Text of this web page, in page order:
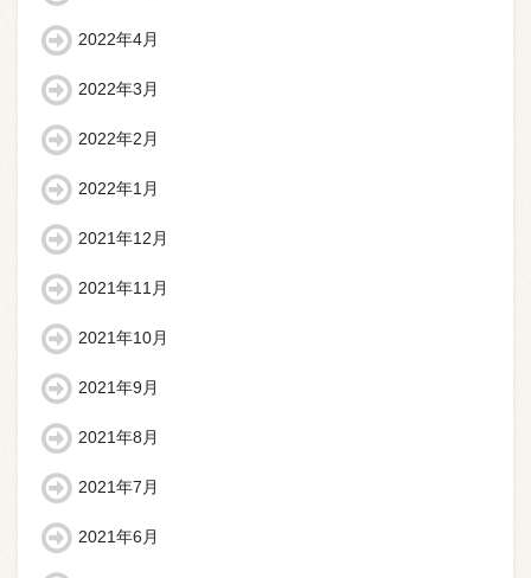
2022年4月
2022年3月
2022年2月
2022年1月
2021年12月
2021年11月
2021年10月
2021年9月
2021年8月
2021年7月
2021年6月